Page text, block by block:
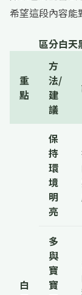
希望這段內容能
區分白天
重
點
方
法/
建
議
白
保
持
環
境
明
亮
多
與
寶
寶